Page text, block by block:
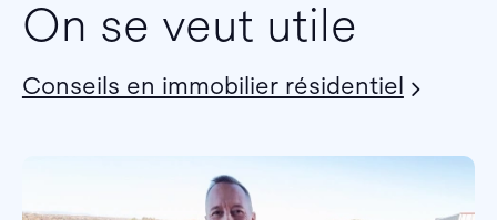
On se veut utile
Conseils en immobilier résidentiel